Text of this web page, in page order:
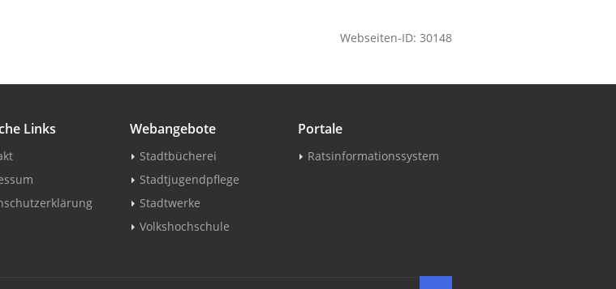
Webseiten-ID: 30148
Links Webangebote
Stadtbücherei
Stadtjugendpflege
Stadtwerke
Volkshochschule
Portale
Ratsinformationssystem